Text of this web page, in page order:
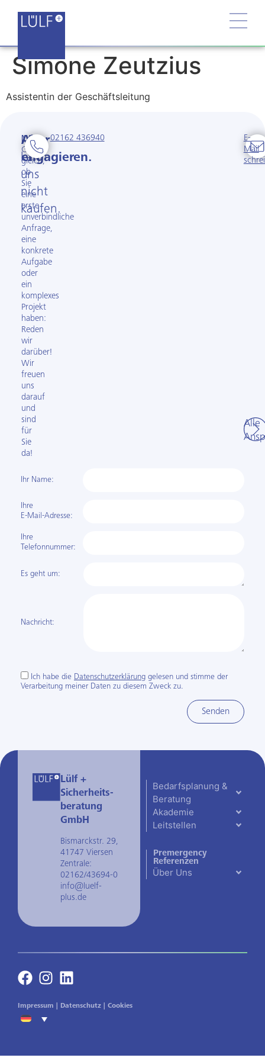
Simone Zeutzius
Assistentin der Geschäftsleitung
Man
kann
uns
nicht
kaufen.
Aber
engagieren.
Ganz
gleich,
ob
Sie
eine
erste
unverbindliche
Anfrage,
eine
konkrete
Aufgabe
oder
ein
komplexes
Projekt
haben:
Reden
wir
darüber!
Wir
freuen
uns
darauf
und
sind
für
Sie
da!
02162 436940
E-
Mail
Alle
Ihr Name:
Ihre
E-Mail-Adresse:
Ihre
Telefon­nummer:
Es geht um:
Nachricht:
Ich habe die Datenschutzerklärung gelesen und stimme der
Verarbeitung meiner Daten zu diesem Zweck zu.
Senden
Lülf +
Sicherheits­
beratung
GmbH
Bismarckstr. 29,
41747 Viersen
Zentrale:
02162/43694-0
info@luelf-
plus.de
Bedarfsplanung &
Beratung
Akademie
Leitstellen
Premergency
Referenzen
Über Uns
Impressum Datenschutz Cookies